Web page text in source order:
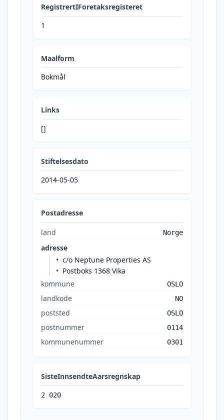
RegistrertIForetaksregisteret
1
Maalform
Bokmål
Links
[]
Stiftelsesdato
2014-05-05
Postadresse
land Norge
adresse
c/o Neptune Properties AS
Postboks 1368 Vika
kommune
OSLO
landkode NO
poststed OSLO
postnummer 0114
kommunenummer 0301
SisteInnsendteAarsregnskap
2 020